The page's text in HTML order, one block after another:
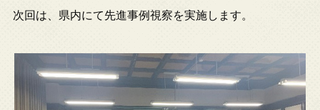
次回は、県内にて先進事例視察を実施します。